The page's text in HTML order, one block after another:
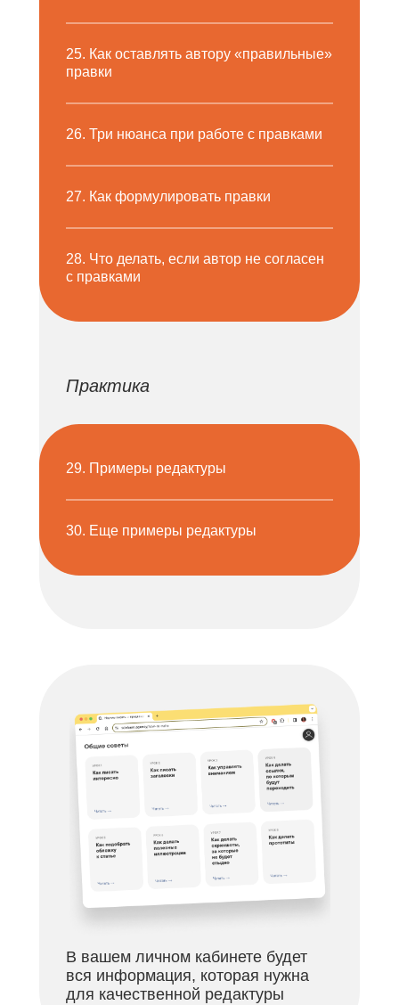
25. Как оставлять автору «правильные»
правки
26. Три нюанса при работе с правками
27. Как формулировать правки
28. Что делать, если автор не согласен
с правками
Практика
29. Примеры редактуры
30. Еще примеры редактуры
В вашем личном кабинете будет
вся информация, которая нужна
для качественной редактуры